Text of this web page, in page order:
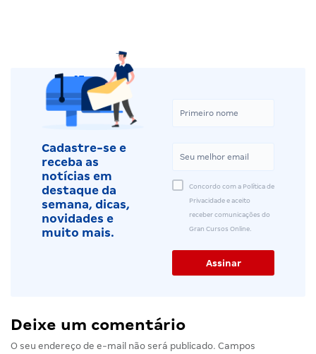
Cadastre-se e
receba as
notícias em
destaque da
semana, dicas,
novidades e
muito mais.
Concordo com a Política de
Privacidade e aceito
receber comunicações do
Gran Cursos Online.
Deixe um comentário
O seu endereço de e-mail não será publicado. Campos